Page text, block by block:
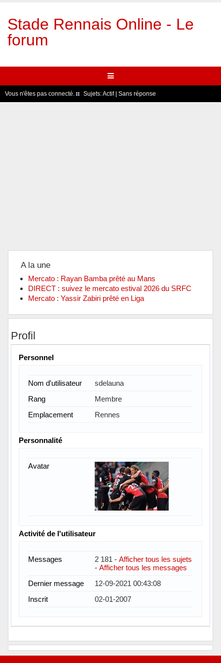
Stade Rennais Online - Le
forum
Vous n'êtes pas connecté. Sujets:Actif| Sans réponse
A la une
Mercato : Rayan Bamba prêté au Mans
DIRECT : suivez le mercato estival 2026 du SRFC
Mercato : Yassir Zabiri prêté en Liga
Profil
Personnel
Nom d'utilisateur
sdelauna
Rang
Membre
Emplacement
Rennes
Personnalité
Avatar
Activité de l'utilisateur
Messages 2 181 - Afficher tous les sujets
- Afficher tous les messages
Dernier message
12-09-2021 00:43:08
Inscrit
02-01-2007